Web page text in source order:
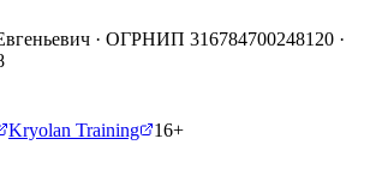
· ОГРНИП 316784700248120 ·
Kryolan Training 16+